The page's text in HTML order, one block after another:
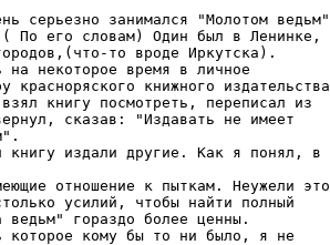
серьезно занимался "Молотом ведьм"
( По его словам) Один был в Ленинке,
то вроде Иркутска).
на некоторое вpемя в личное
кpасноpяского книжного издательства
книгу посмотреть, переписал из
сказав: "Издавать не имеет
книгу издали другие. Как я понял, в
отношение к пыткам. Неужели это
усилий, чтобы найти полный
ведьм" гораздо более ценны.
которое кому бы то ни было, я не